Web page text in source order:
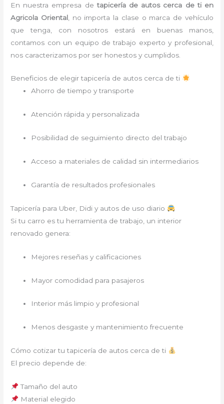
En nuestra empresa detapicería de autos cerca de tien
Agricola Oriental, no importa la clase o marca de vehículo
que tenga, con nosotros estará en buenas manos,
contamos con un equipo de trabajo experto y profesional,
nos caracterizamos por ser honestos y cumplidos.
Beneficios de elegir tapicería de autos cerca de ti
Ahorro de tiempo y transporte
Atención rápida y personalizada
Posibilidad de seguimiento directo del trabajo
Acceso a materiales de calidad sin intermediarios
Garantía de resultados profesionales
Tapicería para Uber, Didi y autos de uso diario
Si tu carro es tu herramienta de trabajo, un interior
renovado genera:
Mejores reseñas y calificaciones
Mayor comodidad para pasajeros
Interior más limpio y profesional
Menos desgaste y mantenimiento frecuente
Cómo cotizar tu tapicería de autos cerca de ti
El precio depende de:
Tamaño del auto
Material elegido